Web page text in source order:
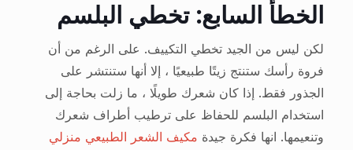
الخطأ السابع: تخطي البلسم
لكن ليس من الجيد تخطي التكييف. على الرغم من أن
فروة رأسك ستنتج زيتًا طبيعيًا ، إلا أنها ستنتشر على
الجذور فقط. إذا كان شعرك طويلًا ، ما زلت بحاجة إلى
استخدام البلسم للحفاظ على ترطيب أطراف شعرك
وتنعيمها. انها فكرة جيدة مكيف الشعر الطبيعي منزلي